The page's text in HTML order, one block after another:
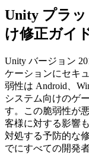
任意のプラットフ
共同作業
チームでの共同作
Unity をダウンロー
プランと価格
デプロイ
マルチプラットフ
Unity がサポートす
リアルタイムで3D
没入型トレーニン
没入型環境でのト
顧客体験
インタラクティブ
業界
製造業
運用の卓越性を達
公式ユーザーマニ
開発者ツール
リリースバージョ
ロードマップ
今後の機能をレビ
用語集
技術用語のライブ
インサイト
議論、問題解決、
イベント
グローバルおよび
コミュニティスト
Made with Unity
Unityクリエイター
ライブストリーム
開発者、クリエイ
プロフェッショナ
Unityトレーナーで
Unity初心者向け
スタートガイド
学習を開始しましょ
Unityエッセンシャ
Unity は初めてです
Unityで成功するた
Success Plan
専門的なサポート
FAQ
よくある質問への回
お問い合わせ
私たちのチームに連
Unity プラ
け修正ガイ
Unity バージョン
ケーションにセキ
弱性は Android、
システム向けのゲ
す。この脆弱性が
客様に対する影響
対処する予防的な
でにすべての開発